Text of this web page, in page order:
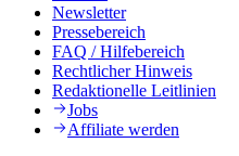
Newsletter
Pressebereich
FAQ / Hilfebereich
Rechtlicher Hinweis
Redaktionelle Leitlinien
Jobs
Affiliate werden